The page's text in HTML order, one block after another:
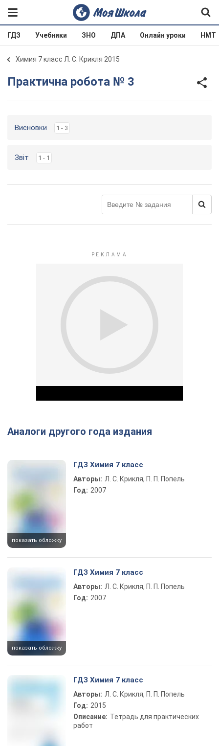
ГДЗ Учебники ЗНО ДПА Онлайн уроки НМТ
Химия 7 класс Л. С. Крикля 2015
Практична робота № 3
Висновки 1 - 3
Звіт 1 - 1
Play Video
Аналоги другого года издания
показать обложку
ГДЗ Химия 7 класс
Авторы: Л. С. Крикля, П. П. Попель
Год: 2007
показать обложку
ГДЗ Химия 7 класс
Авторы: Л. С. Крикля, П. П. Попель
Год: 2007
ГДЗ Химия 7 класс
Авторы: Л. С. Крикля, П. П. Попель
Год: 2015
Описание: Тетрадь для практических
работ